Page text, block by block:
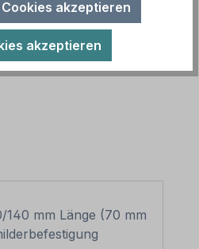
mit Anhänger
werden…Mehr
akzeptieren
akzeptieren